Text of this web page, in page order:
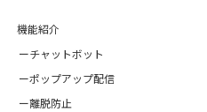
機能紹介
ーチャットボット
ーポップアップ配信
ー離脱防止